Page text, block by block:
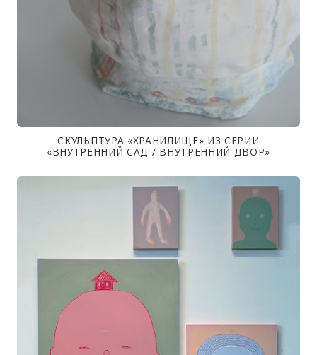
СКУЛЬПТУРА «ХРАНИЛИЩЕ» ИЗ СЕРИИ
«ВНУТРЕННИЙ САД / ВНУТРЕННИЙ ДВОР»